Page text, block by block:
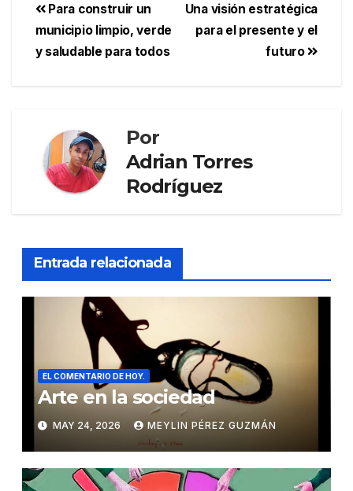
Una visión estratégica
para el presente y el
futuro
Para construir un
municipio limpio, verde
y saludable para todos
Por
Adrian Torres
Rodríguez
Entrada relacionada
EL COMENTARIO DE HOY.
Arte en la sociedad
MAY 24, 2026 MEYLIN PÉREZ GUZMÁN